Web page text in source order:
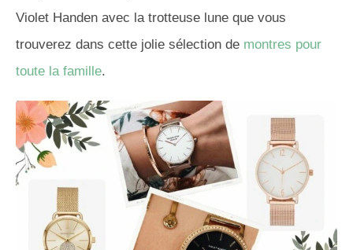
Violet Handen avec la trotteuse lune que vous
trouverez dans cette jolie sélection de montres pour
toute la famille.